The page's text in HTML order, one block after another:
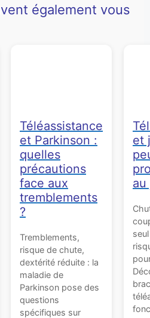
également vous
Téléassistance
et Parkinson :
quelles
précautions
face aux
tremblements
?
Tremblements,
risque de chute,
dextérité réduite : la
maladie de
Parkinson pose des
questions
spécifiques sur
et
au